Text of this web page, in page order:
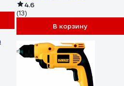
4.6
(13)
В корзину